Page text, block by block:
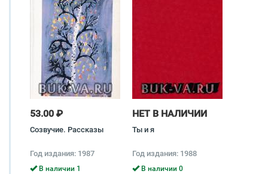
53.00 ₽
Созвучие. Рассказы
Год издания: 1987
В наличии 1
НЕТ В НАЛИЧИИ
Ты и я
Год издания: 1988
В наличии 0